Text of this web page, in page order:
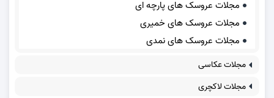
مجلات عروسک های پارچه ای
مجلات عروسک های خمیری
مجلات عروسک های نمدی
مجلات عکاسی
مجلات لاکچری